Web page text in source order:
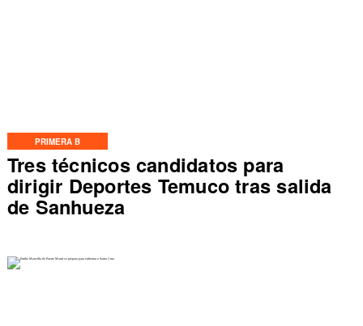
PRIMERA B
Tres técnicos candidatos para
dirigir Deportes Temuco tras salida
de Sanhueza